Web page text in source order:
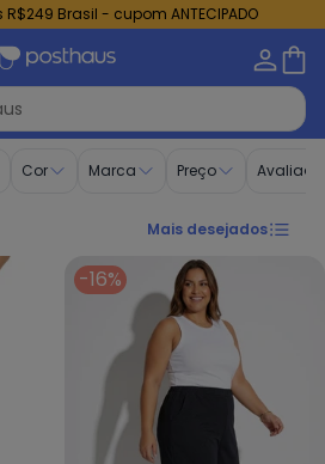
R$249 Brasil - cupom ANTECIPADO
Online | Posthaus
Cor Marca Preço
Mais desejados
-16%